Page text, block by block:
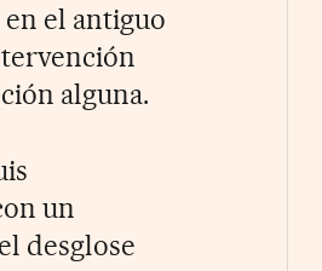
el antiguo
alguna.
un
desglose